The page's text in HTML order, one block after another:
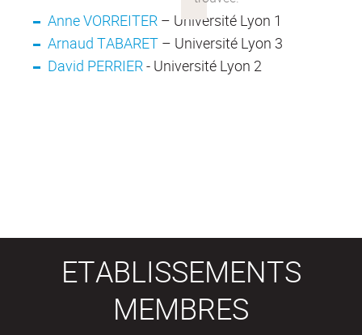
Anne VORREITER– Université Lyon 1
Arnaud TABARET – Université Lyon 3
David PERRIER- Université Lyon 2
ETABLISSEMENTS
MEMBRES